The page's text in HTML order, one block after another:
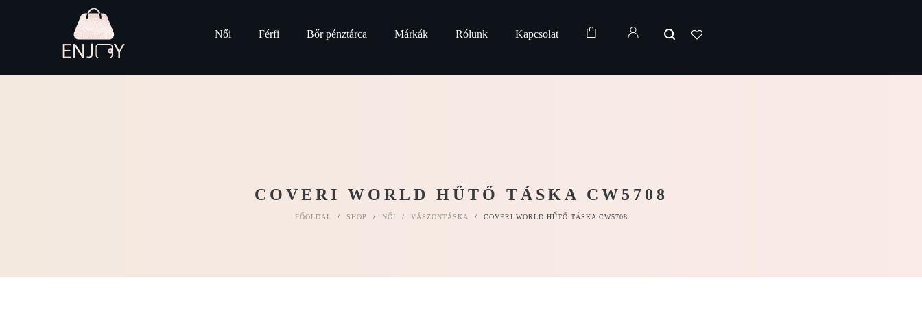
Női Férfi Bőr pénztárca Márkák Rólunk Kapcsolat
COVERI WORLD HŰTŐ TÁSKA CW5708
FŐOLDAL / SHOP / NŐI / VÁSZONTÁSKA / COVERI WORLD HŰTŐ TÁSKA CW5708